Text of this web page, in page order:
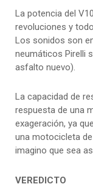
La potencia del
revoluciones y
Los sonidos son
neumáticos Pirelli
asfalto nuevo).
La capacidad de
respuesta de una
exageración, ya
una motocicleta
imagino que sea
VEREDICTO